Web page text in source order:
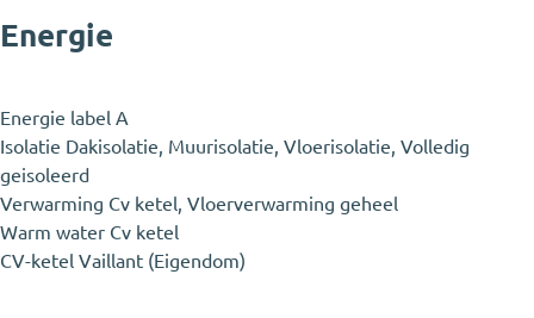
Energie
Energie label A
Isolatie Dakisolatie, Muurisolatie, Vloerisolatie, Volledig
geisoleerd
Verwarming Cv ketel, Vloerverwarming geheel
Warm water Cv ketel
CV-ketel Vaillant (Eigendom)